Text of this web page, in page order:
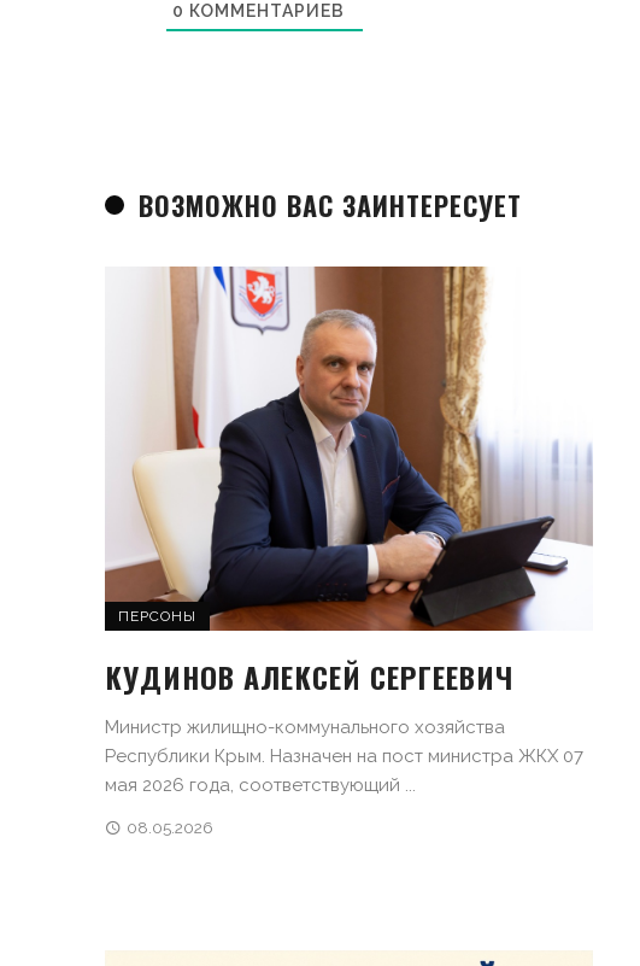
0 КОММЕНТАРИЕВ
ВОЗМОЖНО ВАС ЗАИНТЕРЕСУЕТ
ПЕРСОНЫ
КУДИНОВ АЛЕКСЕЙ СЕРГЕЕВИЧ
Министр жилищно-коммунального хозяйства
Республики Крым. Назначен на пост министра ЖКХ 07
мая 2026 года, соответствующий ...
08.05.2026